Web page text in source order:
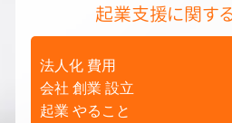
起業支援に関す
法人化 費用
会社 創業 設立
起業 やること